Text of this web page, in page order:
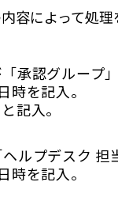
容によって処理
「承認グループ
時を記入。
記入。
ヘルプデスク
時を記入。